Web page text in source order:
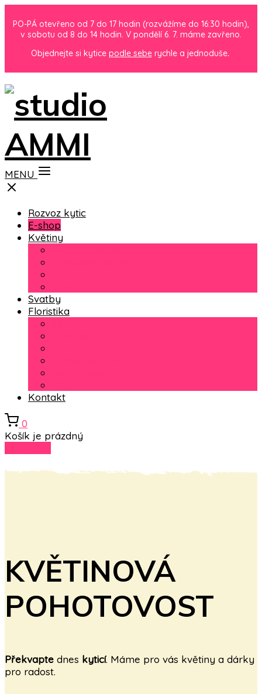
PO-PÁ otevřeno od 7 do 17 hodin (rozvážíme do 16:30 hodin),
v sobotu od 8 do 14 hodin. V pondělí 6. 7. máme zavřeno.
Objednejte si kytice podle seberychle a jednoduše.
MENU
Rozvoz kytic
E-shop
Květiny
Svatby
Floristika
Kontakt
0
Košík je prázdný
KVĚTINOVÁ
POHOTOVOST
Překvapte dnes kyticí. Máme pro vás květiny a dárky
pro radost.